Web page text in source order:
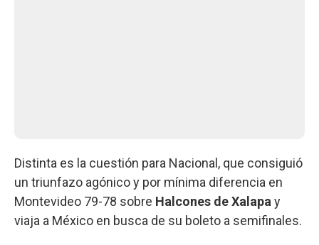
Distinta es la cuestión para Nacional, que consiguió
un triunfazo agónico y por mínima diferencia en
Montevideo 79-78 sobre Halcones de Xalapa y
viaja a México en busca de su boleto a semifinales.